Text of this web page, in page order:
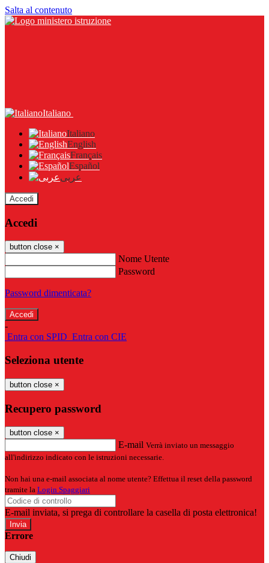
Salta al contenuto
Italiano
Italiano
English
Français
Español
عربى
Accedi
Accedi
button close ×
Nome Utente
Password
Password dimenticata?
-
Entra con SPID Entra con CIE
Seleziona utente
button close ×
Recupero password
button close ×
E-mail Verrà inviato un messaggio
all'indirizzo indicato con le istruzioni necessarie.
Non hai una e-mail associata al nome utente? Effettua il reset della password
tramite la Login Spaggiari
E-mail inviata, si prega di controllare la casella di posta elettronica!
Errore
Chiudi